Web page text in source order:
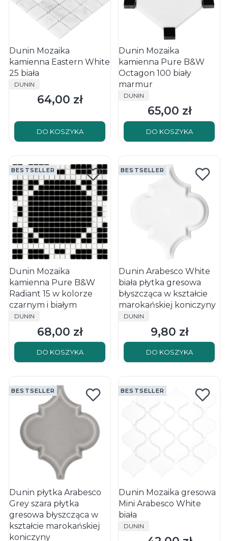
Dunin Mozaika
kamienna Eastern White
25 biała
PRODUCENT
DUNIN
Cena
64,00 zł
DO KOSZYKA
Dunin Mozaika
kamienna Pure B&W
Octagon 100 biały
marmur
PRODUCENT
DUNIN
Cena
65,00 zł
DO KOSZYKA
BESTSELLER
Dunin Mozaika
kamienna Pure B&W
Radiant 15 w kolorze
czarnym i białym
PRODUCENT
DUNIN
Cena
68,00 zł
DO KOSZYKA
BESTSELLER
Dunin Arabesco White
biała płytka gresowa
błyszcząca w kształcie
marokańskiej koniczyny
PRODUCENT
DUNIN
Cena
9,80 zł
DO KOSZYKA
BESTSELLER
Dunin płytka Arabesco
Grey szara płytka
gresowa błyszcząca w
kształcie marokańskiej
koniczyny
BESTSELLER
Dunin Mozaika gresowa
Mini Arabesco White
biała
PRODUCENT
DUNIN